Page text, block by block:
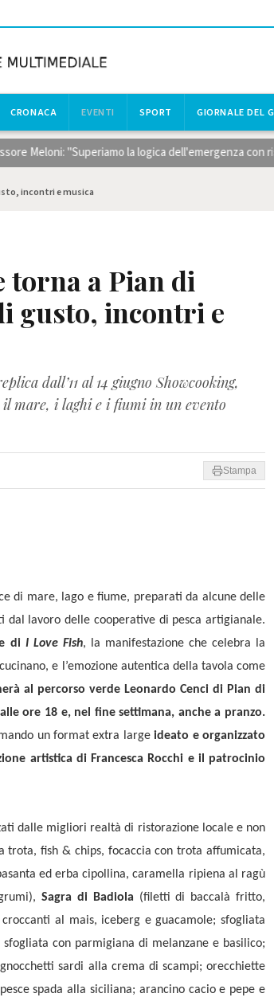
CRONACA EVENTI SPORT GIORNALE DEL
"Superiamo la logica dell'emergenza con
incontri e musica
torna a Pian di
gusto, incontri e
dall’11 al 14 giugno Showcooking,
mare, i laghi e i fiumi in un evento
Stampa
di mare, lago e fiume, preparati da alcune delle
lavoro delle cooperative di pesca artigianale.
di I Love Fish, la manifestazione che celebra la
e l’emozione autentica della tavola come
al percorso verde Leonardo Cenci di Pian di
ore 18 e, nel fine settimana, anche a pranzo.
un format extra largeideato e organizzato
artistica di Francesca Rocchi e il patrocinio
dalle migliori realtà di ristorazione locale e non
trota, fish & chips, focaccia con trota affumicata,
ed erba cipollina, caramella ripiena al ragù
Sagra di Badiola (filetti di baccalà fritto,
al mais, iceberg e guacamole; sfogliata
con parmigiana di melanzane e basilico;
sardi alla crema di scampi; orecchiette
spada alla siciliana; arancino cacio e pepe e